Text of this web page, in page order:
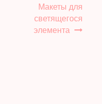
Макеты для
светящегося
элемента